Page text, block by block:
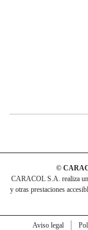
©
CARACOL S.A. realiza
y otras prestaciones
Aviso legal